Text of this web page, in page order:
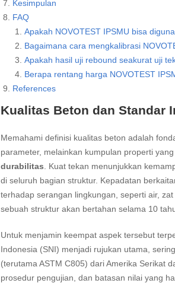
Kesimpulan
FAQ
Apakah NOVOTEST IPSMU bisa
Bagaimana cara mengkalibrasi
Apakah hasil uji rebound seakurat uji
Berapa rentang harga NOVOTEST
References
Kualitas Beton dan Standar
Memahami definisi kualitas beton adalah
parameter, melainkan kumpulan properti
durabilitas . Kuat tekan menunjukkan
di seluruh bagian struktur. Kepadatan
terhadap serangan lingkungan, seperti air,
sebuah struktur akan bertahan selama 10
Untuk menjamin keempat aspek tersebut
Indonesia (SNI) menjadi rujukan utama,
(terutama ASTM C805) dari Amerika Serikat
prosedur pengujian, dan batasan nilai yang